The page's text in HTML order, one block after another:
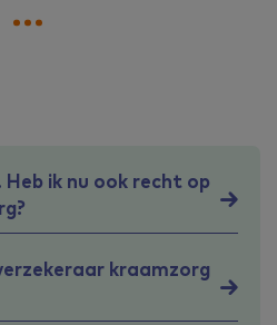
Heb ik nu ook recht op
kraamzorg